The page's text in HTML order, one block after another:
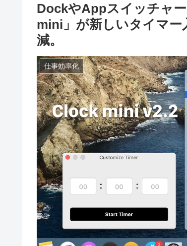
DockやAppスイッチャ
mini」が新しいタイマー
減。
仕事効率化